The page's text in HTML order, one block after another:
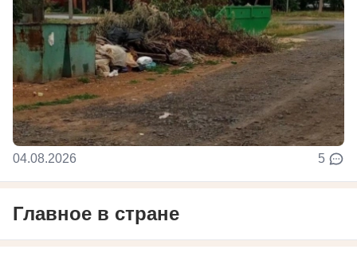
04.08.2026 5
Главное в стране